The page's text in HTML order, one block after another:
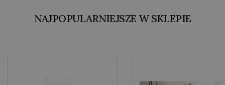
NAJPOPULARNIEJSZE W SKLEPIE